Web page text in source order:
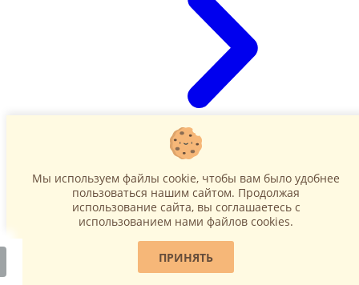
Наружные блоки
Мы используем файлы cookie, чтобы вам было удобнее
пользоваться нашим сайтом. Продолжая
использование сайта, вы соглашаетесь c
использованием нами файлов cookies.
ПРИНЯТЬ